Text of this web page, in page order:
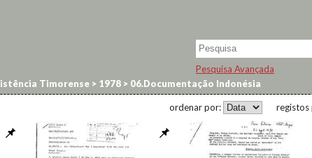
Pesquisa Avançada
Timorense > 1978 > 06.Documentação Indonésia
registos
ordenar por: